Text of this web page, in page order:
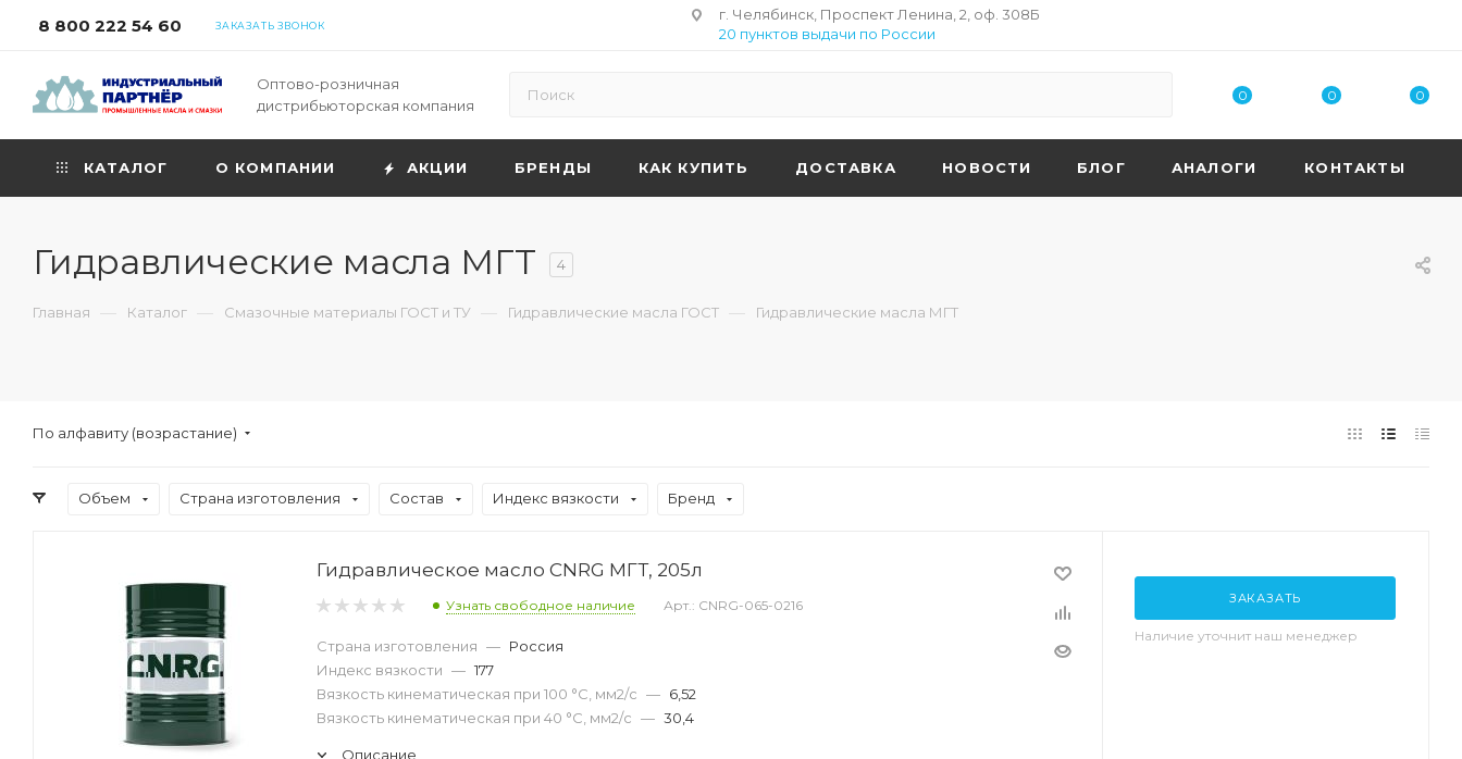
8 800 222 54 60 ЗАКАЗАТЬ ЗВОНОК
г. Челябинск, Проспект Ленина, 2, оф. 308Б
20 пунктов выдачи по России
Оптово-розничная
дистрибьюторская компания
0 0 0
КАТАЛОГ О КОМПАНИИ АКЦИИ БРЕНДЫ КАК КУПИТЬ ДОСТАВКА НОВОСТИ БЛОГ АНАЛОГИ КОНТАКТЫ
Гидравлические масла МГТ 4
Главная — Каталог — Смазочные материалы ГОСТ и ТУ — Гидравлические масла ГОСТ — Гидравлические масла МГТ
По алфавиту (возрастание)
Объем Страна изготовления Состав Индекс вязкости Бренд
Гидравлическое масло CNRG МГТ, 205л
Узнать свободное наличие Арт.: CNRG-065-0216
Страна изготовления — Россия
Индекс вязкости — 177
Вязкость кинематическая при 100 °С, мм2/с — 6,52
Вязкость кинематическая при 40 °С, мм2/с — 30,4
Описание
ЗАКАЗАТЬ
Наличие уточнит наш менеджер